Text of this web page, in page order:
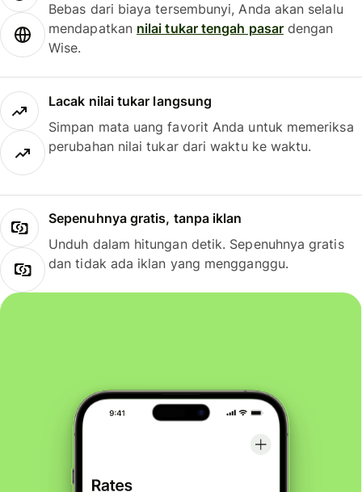
Bebas dari biaya tersembunyi, Anda akan selalu
mendapatkan nilai tukar tengah pasardengan
Wise.
Lacak nilai tukar langsung
Simpan mata uang favorit Anda untuk memeriksa
perubahan nilai tukar dari waktu ke waktu.
Sepenuhnya gratis, tanpa iklan
Unduh dalam hitungan detik. Sepenuhnya gratis
dan tidak ada iklan yang mengganggu.